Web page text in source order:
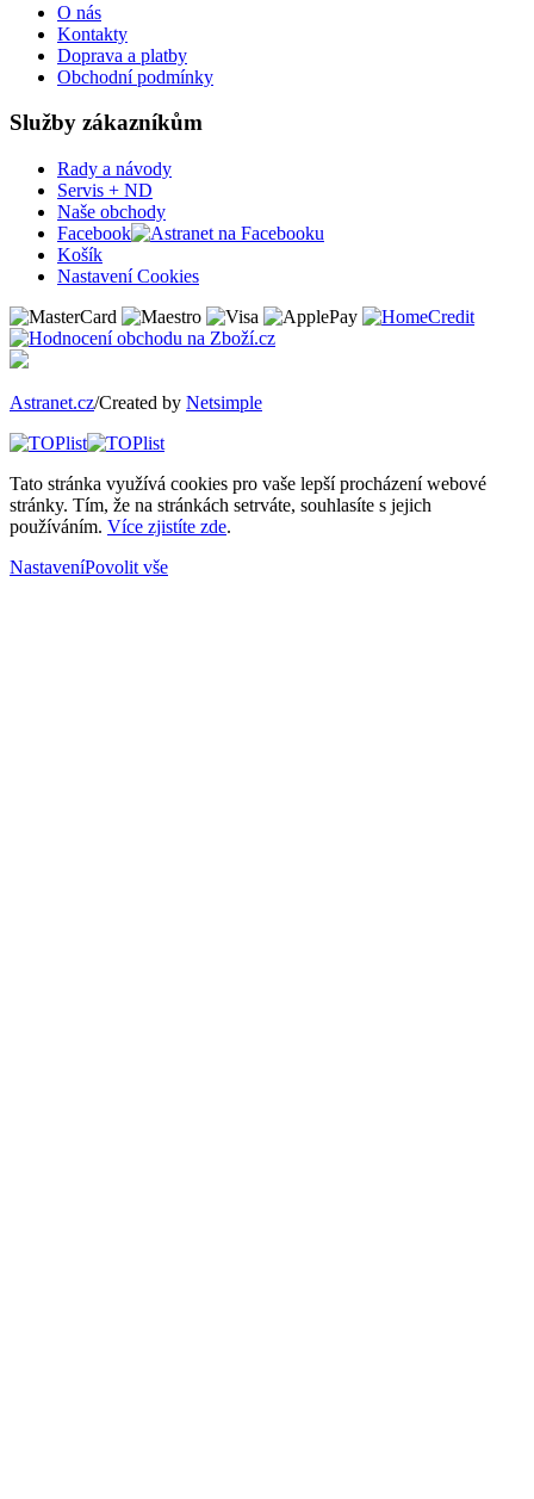
O nás
Kontakty
Doprava a platby
Obchodní podmínky
Služby zákazníkům
Rady a návody
Servis + ND
Naše obchody
Facebook
Košík
Nastavení Cookies
Astranet.cz/Created by Netsimple
Tato stránka využívá cookies pro vaše lepší procházení webové
stránky. Tím, že na stránkách setrváte, souhlasíte s jejich
používáním. Více zjistíte zde.
NastaveníPovolit vše